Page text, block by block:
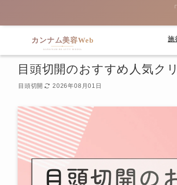
施
目頭切開のおすすめ人気ク
目頭切開 2026年08月01日